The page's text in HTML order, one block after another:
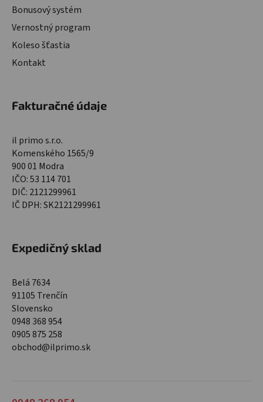
Bonusový systém
Vernostný program
Koleso šťastia
Kontakt
Fakturačné údaje
il primo s.r.o.
Komenského 1565/9
900 01 Modra
IČO: 53 114 701
DIČ: 2121299961
IČ DPH: SK2121299961
Expedičný sklad
Belá 7634
91105 Trenčín
Slovensko
0948 368 954
0905 875 258
obchod@ilprimo.sk